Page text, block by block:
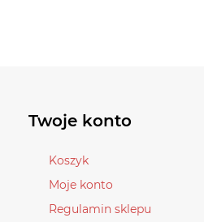
na
Twoje konto
Koszyk
Moje konto
Regulamin sklepu